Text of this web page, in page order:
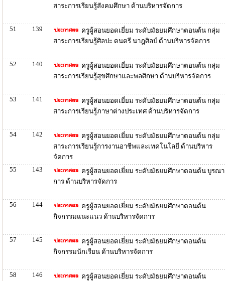
สาระการเรียนรู้สังคมศึกษา ด้านบริหารจัดการ
51 139
ครูผู้สอนยอดเยี่ยม ระดับมัธยมศึกษาตอนต้น กลุ่ม
สาระการเรียนรู้ศิลปะ ดนตรี นาฎศิลป์ ด้านบริหารจัดการ
52 140
ครูผู้สอนยอดเยี่ยม ระดับมัธยมศึกษาตอนต้น กลุ่ม
สาระการเรียนรู้สุขศึกษาและพลศึกษา ด้านบริหารจัดการ
53 141
ครูผู้สอนยอดเยี่ยม ระดับมัธยมศึกษาตอนต้น กลุ่ม
สาระการเรียนรู้ภาษาต่างประเทศ ด้านบริหารจัดการ
54 142
ครูผู้สอนยอดเยี่ยม ระดับมัธยมศึกษาตอนต้น กลุ่ม
สาระการเรียนรู้การงานอาชีพและเทคโนโลยี ด้านบริหาร
จัดการ
55
143
ครูผู้สอนยอดเยี่ยม ระดับมัธยมศึกษาตอนต้น บูรณา
การ ด้านบริหารจัดการ
56 144
ครูผู้สอนยอดเยี่ยม ระดับมัธยมศึกษาตอนต้น
กิจกรรมแนะแนว ด้านบริหารจัดการ
57 145
ครูผู้สอนยอดเยี่ยม ระดับมัธยมศึกษาตอนต้น
กิจกรรมนักเรียน ด้านบริหารจัดการ
58 146
ครูผู้สอนยอดเยี่ยม ระดับมัธยมศึกษาตอนต้น